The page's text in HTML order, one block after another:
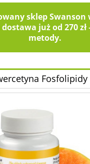
sklep Swanson
już od 270 zł
metody.
Fosfolipidy